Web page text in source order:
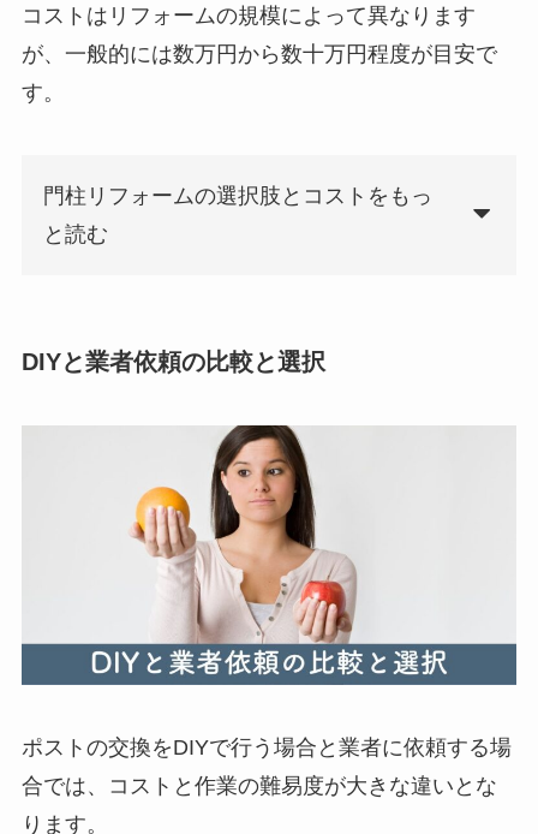
コストはリフォームの規模によって異なります
が、一般的には数万円から数十万円程度が目安で
す。
門柱リフォームの選択肢とコストをもっ
と読む
DIYと業者依頼の比較と選択
ポストの交換をDIYで行う場合と業者に依頼する場
合では、コストと作業の難易度が大きな違いとな
ります。